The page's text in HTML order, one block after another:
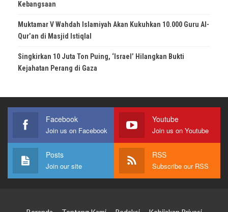
Kebangsaan
Muktamar V Wahdah Islamiyah Akan Kukuhkan 10.000 Guru Al-
Qur’an di Masjid Istiqlal
Singkirkan 10 Juta Ton Puing, ‘Israel’ Hilangkan Bukti
Kejahatan Perang di Gaza
Facebook
Join us on Facebook
Youtube
Join us on Youtube
Posts
Join our site
RSS
Subscribe our RSS